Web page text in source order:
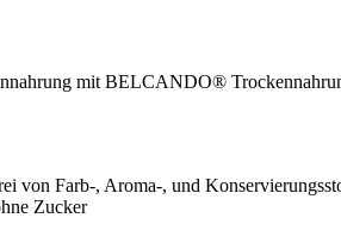
mit BELCANDO®
von Farb-, Aroma-, und
Zucker